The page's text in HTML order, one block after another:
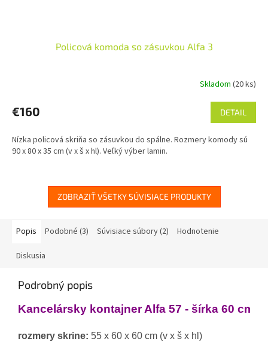
Policová komoda so zásuvkou Alfa 3
Skladom (20 ks)
€160 DETAIL
Nízka policová skriňa so zásuvkou do spálne. Rozmery komody sú
90 x 80 x 35 cm (v x š x hl). Veľký výber lamin.
ZOBRAZIŤ VŠETKY SÚVISIACE PRODUKTY
Popis Podobné (3) Súvisiace súbory (2) Hodnotenie
Diskusia
Podrobný popis
Kancelársky kontajner Alfa 57 - šírka 60 cm
rozmery skrine: 55 x 60 x 60 cm (v x š x hl)